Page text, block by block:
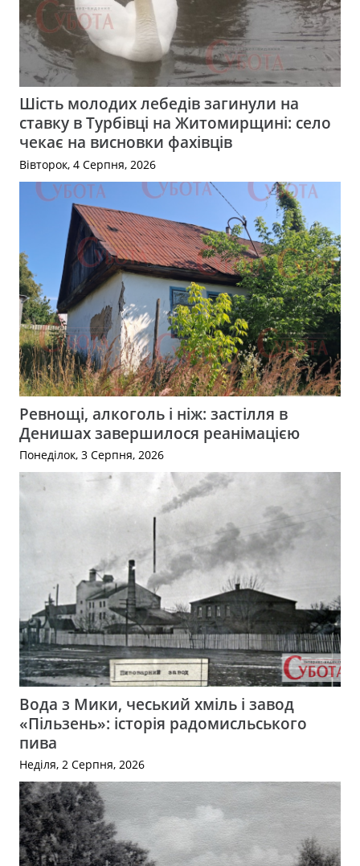
Шість молодих лебедів загинули на
ставку в Турбівці на Житомирщині: село
чекає на висновки фахівців
Вівторок, 4 Серпня, 2026
Ревнощі, алкоголь і ніж: застілля в
Денишах завершилося реанімацією
Понеділок, 3 Серпня, 2026
Вода з Мики, чеський хміль і завод
«Пільзень»: історія радомисльського
пива
Неділя, 2 Серпня, 2026